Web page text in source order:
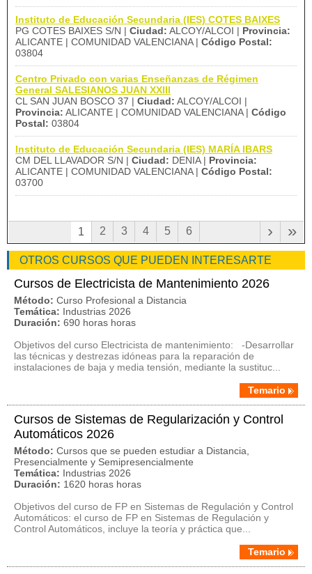
Instituto de Educación Secundaria (IES) COTES BAIXES
PG COTES BAIXES S/N | Ciudad: ALCOY/ALCOI | Provincia:
ALICANTE | COMUNIDAD VALENCIANA | Código Postal:
03804
Centro Privado con varias Enseñanzas de Régimen
General SALESIANOS JUAN XXIII
CL SAN JUAN BOSCO 37 | Ciudad: ALCOY/ALCOI |
Provincia: ALICANTE | COMUNIDAD VALENCIANA | Código
Postal: 03804
Instituto de Educación Secundaria (IES) MARÍA IBARS
CM DEL LLAVADOR S/N | Ciudad: DENIA | Provincia:
ALICANTE | COMUNIDAD VALENCIANA | Código Postal:
03700
1 2 3 4 5 6 »
›
OTROS CURSOS QUE PUEDEN INTERESARTE
Cursos de Electricista de Mantenimiento 2026
Método: Curso Profesional a Distancia
Temática: Industrias 2026
Duración: 690 horas horas
Objetivos del curso Electricista de mantenimiento: -Desarrollar
las técnicas y destrezas idóneas para la reparación de
instalaciones de baja y media tensión, mediante la sustituc...
Temario
Cursos de Sistemas de Regularización y Control
Automáticos 2026
Método: Cursos que se pueden estudiar a Distancia,
Presencialmente y Semipresencialmente
Temática: Industrias 2026
Duración: 1620 horas horas
Objetivos del curso de FP en Sistemas de Regulación y Control
Automáticos: el curso de FP en Sistemas de Regulación y
Control Automáticos, incluye la teoría y práctica que...
Temario